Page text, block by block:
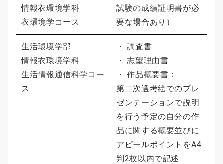
情報衣環境学科
衣環境学コース
試験の成績証明書が必
要な場合あり）
生活環境学部
情報衣環境学科
生活情報通信科学コー
ス
・ 調査書
・ 志望理由書
・ 作品概要書：
第二次選考絵でのプレ
ゼンテーションで説明
を行う予定の自分の作
品に関する概要並びに
アピールポイントをA4
判2枚以内で記述